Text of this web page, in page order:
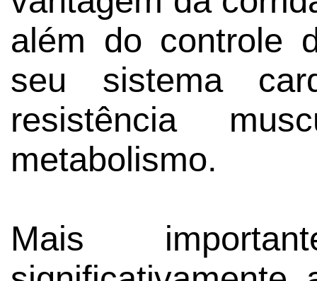
além do controle
seu sistema
resistência
metabolismo.
Mais